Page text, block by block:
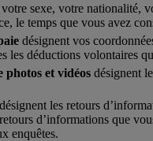
sexe, votre nationalité,
le temps que vous avez
désignent vos
les déductions volontaires
photos et vidéos désignent
désignent les retours
d’informations que
enquêtes.